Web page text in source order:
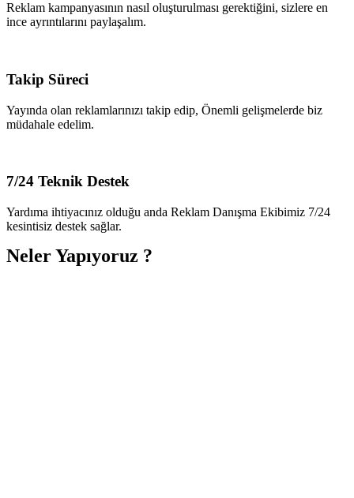
Reklam kampanyasının nasıl oluşturulması gerektiğini, sizlere en
ince ayrıntılarını paylaşalım.
Takip Süreci
Yayında olan reklamlarınızı takip edip, Önemli gelişmelerde biz
müdahale edelim.
7/24 Teknik Destek
Yardıma ihtiyacınız olduğu anda Reklam Danışma Ekibimiz 7/24
kesintisiz destek sağlar.
Neler Yapıyoruz ?